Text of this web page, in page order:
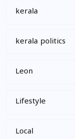
kerala
kerala politics
Leon
Lifestyle
Local